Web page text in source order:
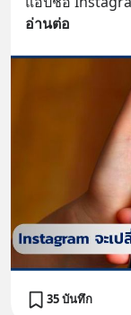
อ่านต่อ
35 บันทึก